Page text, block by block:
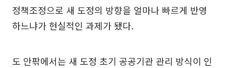
정책조정으로 새 도정의 방향을 얼마나 빠르게 반영
하느냐가 현실적인 과제가 됐다.
도 안팎에서는 새 도정 초기 공공기관 관리 방식이 인